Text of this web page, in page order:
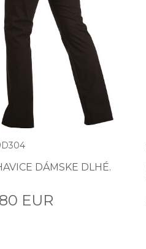
DÁMSKE DLHÉ.
EUR